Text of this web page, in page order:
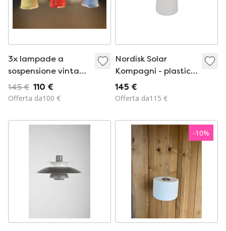
3x lampade a
sospensione vintage
(anni '60) in 3 colori
145 € 110 €
Offerta da100 €
Nordisk Solar
Kompagni - plastica
- Danimarca - Anni
'60
145 €
Offerta da115 €
-10%